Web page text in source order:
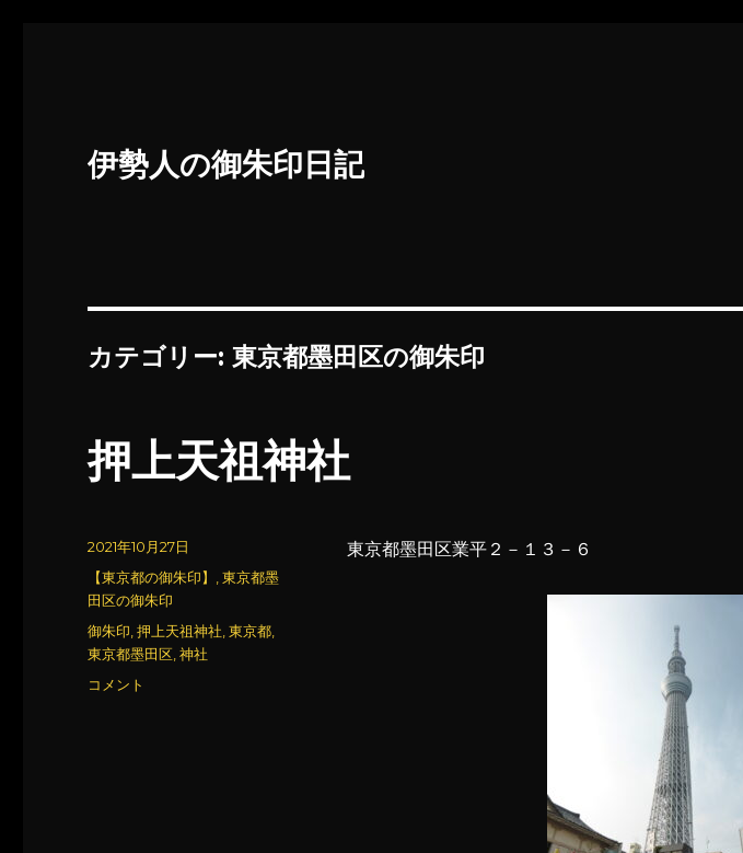
伊勢人の御朱印日記
カテゴリー:東京都墨田区の御朱印
押上天祖神社
東京都墨田区業平２－１３－６
投
稿
日:
2021年10月27日
カ
テ
ゴ
リ
【東京都の御朱印】 ,東京都墨
田区の御朱印
タ
グ
御朱印 ,押上天祖神社 ,東京都
東京都墨田区 ,神社
押
コメント